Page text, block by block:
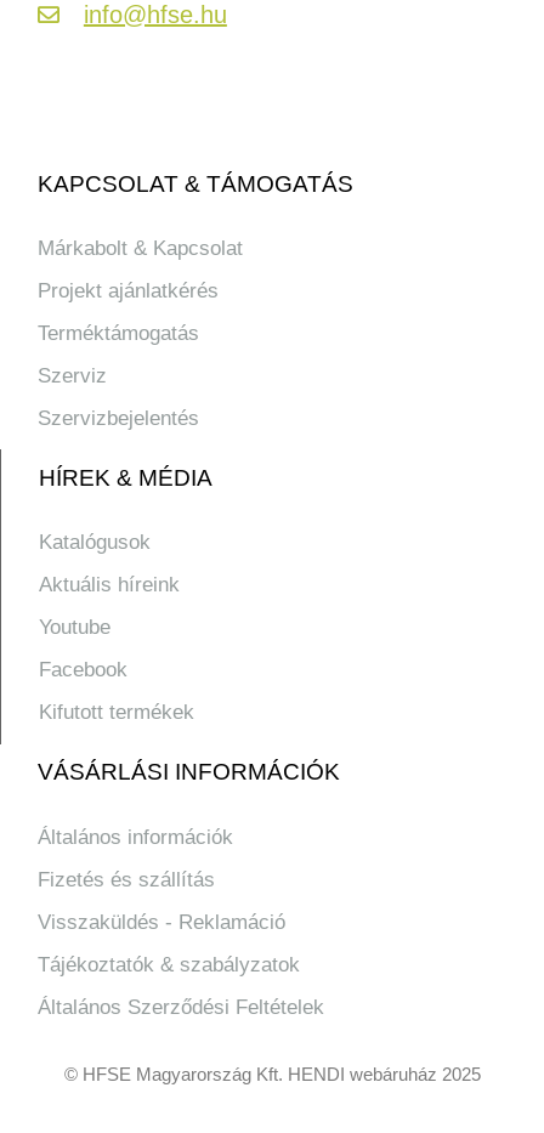
info@hfse.hu
KAPCSOLAT & TÁMOGATÁS
Márkabolt & Kapcsolat
Projekt ajánlatkérés
Terméktámogatás
Szerviz
Szervizbejelentés
HÍREK & MÉDIA
Katalógusok
Aktuális híreink
Youtube
Facebook
Kifutott termékek
VÁSÁRLÁSI INFORMÁCIÓK
Általános információk
Fizetés és szállítás
Visszaküldés - Reklamáció
Tájékoztatók & szabályzatok
Általános Szerződési Feltételek
© HFSE Magyarország Kft. HENDI webáruház 2025